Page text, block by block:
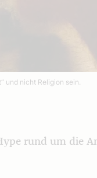
und nicht Religion sein.
rund um die